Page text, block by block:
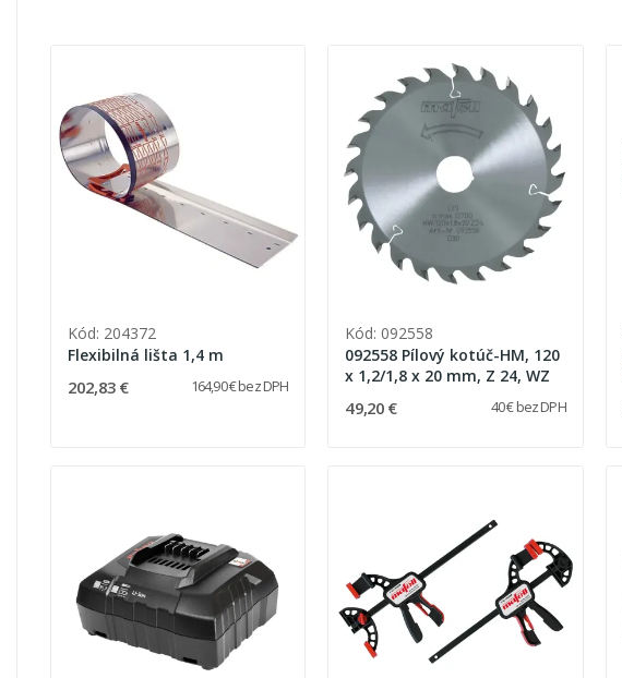
Kód: 204372
Flexibilná lišta 1,4 m
202,83 € 164,90 € bez DPH
Kód: 092558
092558 Pílový kotúč-HM, 120
x 1,2/1,8 x 20 mm, Z 24, WZ
49,20 € 40 € bez DPH